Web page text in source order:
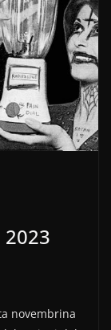
novembrina